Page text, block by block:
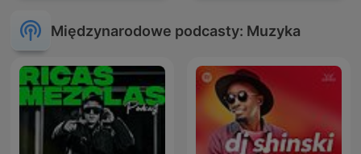
Międzynarodowe podcasty: Muzyka